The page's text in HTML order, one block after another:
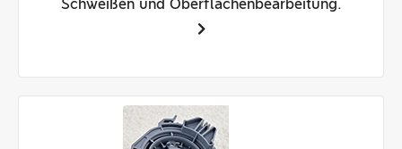
Schweißen und Oberflächenbearbeitung.